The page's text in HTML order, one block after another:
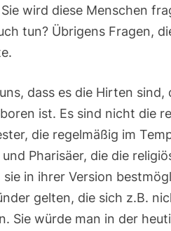
wird diese Menschen
tun? Übrigens Fragen,
dass es die Hirten sind,
ist. Es sind nicht die
die regelmäßig im
Pharisäer, die die
in ihrer Version
gelten, die sich z.B.
Sie würde man in der